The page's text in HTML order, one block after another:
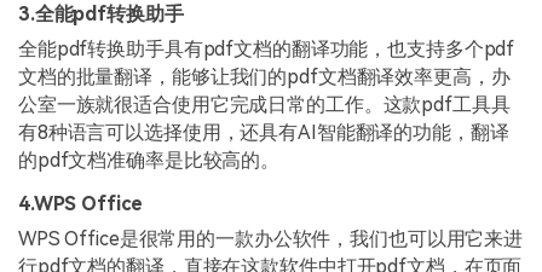
3.全能pdf转换助手
全能pdf转换助手具有pdf文档的翻译功能，也支持多个pdf
文档的批量翻译，能够让我们的pdf文档翻译效率更高，办
公室一族就很适合使用它完成日常的工作。这款pdf工具具
有8种语言可以选择使用，还具有AI智能翻译的功能，翻译
的pdf文档准确率是比较高的。
4.WPS Office
WPS Office是很常用的一款办公软件，我们也可以用它来进
行pdf文档的翻译，直接在这款软件中打开pdf文档，在页面